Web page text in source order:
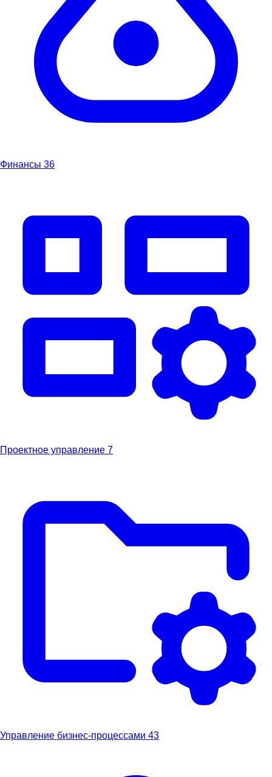
Финансы 36
Проектное управление 7
Управление бизнес-процессами 43